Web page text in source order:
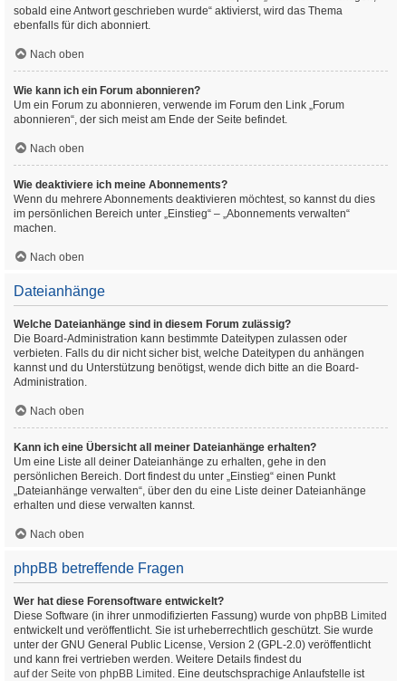
sobald eine Antwort geschrieben wurde“ aktivierst, wird das Thema
ebenfalls für dich abonniert.
Nach oben
Wie kann ich ein Forum abonnieren?
Um ein Forum zu abonnieren, verwende im Forum den Link „Forum
abonnieren“, der sich meist am Ende der Seite befindet.
Nach oben
Wie deaktiviere ich meine Abonnements?
Wenn du mehrere Abonnements deaktivieren möchtest, so kannst du dies
im persönlichen Bereich unter „Einstieg“ – „Abonnements verwalten“
machen.
Nach oben
Dateianhänge
Welche Dateianhänge sind in diesem Forum zulässig?
Die Board-Administration kann bestimmte Dateitypen zulassen oder
verbieten. Falls du dir nicht sicher bist, welche Dateitypen du anhängen
kannst und du Unterstützung benötigst, wende dich bitte an die Board-
Administration.
Nach oben
Kann ich eine Übersicht all meiner Dateianhänge erhalten?
Um eine Liste all deiner Dateianhänge zu erhalten, gehe in den
persönlichen Bereich. Dort findest du unter „Einstieg“ einen Punkt
„Dateianhänge verwalten“, über den du eine Liste deiner Dateianhänge
erhalten und diese verwalten kannst.
Nach oben
phpBB betreffende Fragen
Wer hat diese Forensoftware entwickelt?
Diese Software (in ihrer unmodifizierten Fassung) wurde von phpBB Limited
entwickelt und veröffentlicht. Sie ist urheberrechtlich geschützt. Sie wurde
unter der GNU General Public License, Version 2 (GPL-2.0) veröffentlicht
und kann frei vertrieben werden. Weitere Details findest du
auf der Seite von phpBB Limited . Eine deutschsprachige Anlaufstelle ist